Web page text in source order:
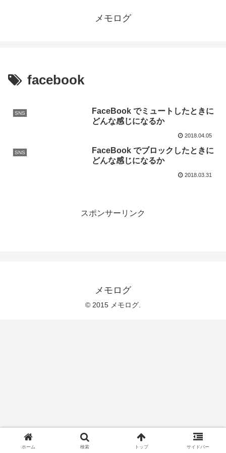
メモログ
facebook
SNS
FaceBook でミュートしたときに
どんな感じになるか
2018.04.05
SNS
FaceBook でブロックしたときに
どんな感じになるか
2018.03.31
スポンサーリンク
メモログ
© 2015 メモログ.
ホーム 検索 トップ サイドバー